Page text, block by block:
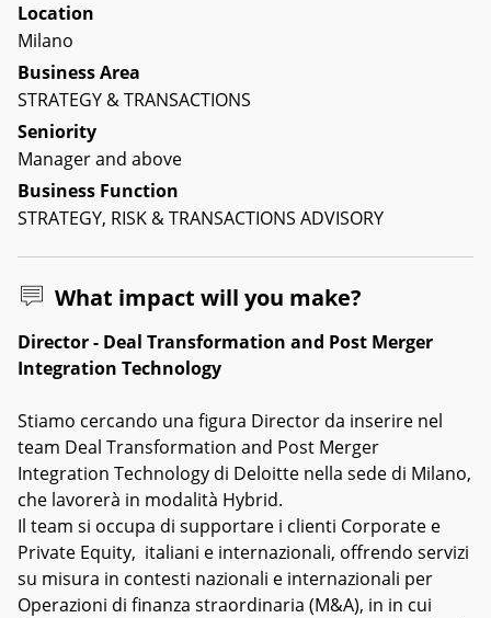
Location
Milano
Business Area
STRATEGY & TRANSACTIONS
Seniority
Manager and above
Business Function
STRATEGY, RISK & TRANSACTIONS ADVISORY
What impact will you make?
Director - Deal Transformation and Post Merger
Integration Technology
Stiamo cercando una figura Director da inserire nel
team Deal Transformation and Post Merger
Integration Technology di Deloitte nella sede di Milano,
che lavorerà in modalità Hybrid.
Il team si occupa di supportare i clienti Corporate e
Private Equity, italiani e internazionali, offrendo servizi
su misura in contesti nazionali e internazionali per
Operazioni di finanza straordinaria (M&A), in in cui